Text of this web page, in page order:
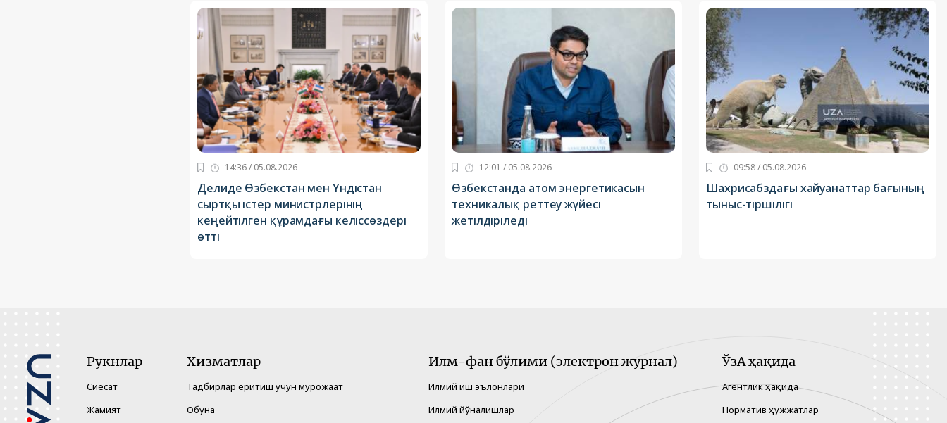
14:36 / 05.08.2026
Делиде Өзбекстан мен Үндістан
сыртқы істер министрлерінің
кеңейтілген құрамдағы келіссөздері
өтті
12:01 / 05.08.2026
Өзбекстанда атом энергетикасын
техникалық реттеу жүйесі
жетілдіріледі
09:58 / 05.08.2026
Шахрисабздағы хайуанаттар бағының
тыныс-тіршілігі
Рукнлар
Сиёсат
Жамият
Хизматлар
Тадбирлар ёритиш учун мурожаат
Обуна
Илм-фан бўлими (электрон журнал)
Илмий иш эълонлари
Илмий йўналишлар
ЎзА ҳақида
Агентлик ҳақида
Норматив ҳужжатлар